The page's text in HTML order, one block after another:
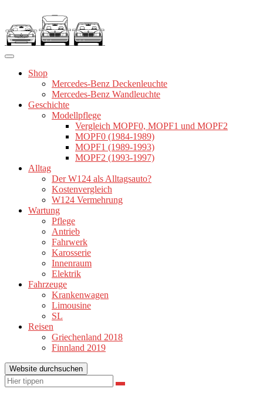
springen
Shop
Mercedes-Benz Deckenleuchte
Mercedes-Benz Wandleuchte
Geschichte
Modellpflege
Vergleich MOPF0, MOPF1 und MOPF2
MOPF0 (1984-1989)
MOPF1 (1989-1993)
MOPF2 (1993-1997)
Alltag
Der W124 als Alltagsauto?
Kostenvergleich
W124 Vermehrung
Wartung
Pflege
Antrieb
Fahrwerk
Karosserie
Innenraum
Elektrik
Fahrzeuge
Krankenwagen
Limousine
SL
Reisen
Griechenland 2018
Finnland 2019
Website durchsuchen
Suchen
nach:
Suchen